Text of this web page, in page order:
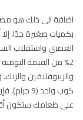
اضافة الى ذلك هو
بكميات صغيرة جدًا،
2% من القيمة
والريبوفلافين
كوب واحد
على طعامك ستكون